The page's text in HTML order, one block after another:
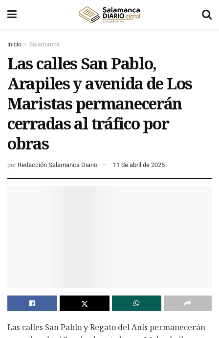
Inicio Salamanca
Las calles San Pablo,
Arapiles y avenida de Los
Maristas permanecerán
cerradas al tráfico por
obras
por Redacción Salamanca Diario 11 de abril de 2025
Las calles San Pablo y Regato del Anís permanecerán